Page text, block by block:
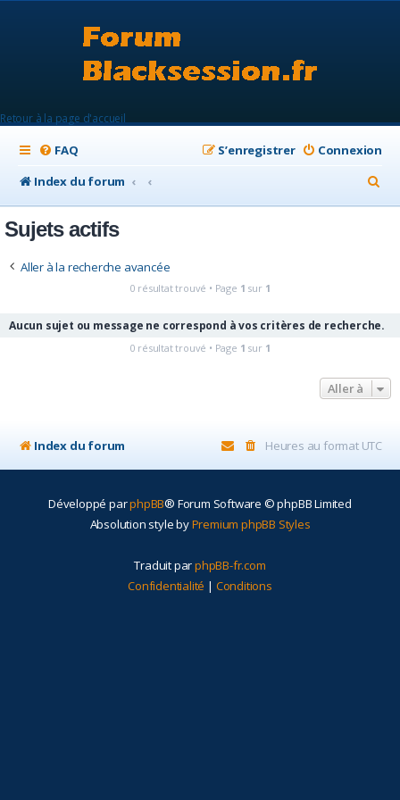
Retour à la page d'accueil
FAQ Connexion
S’enregistrer
Index du forum
e
e
Sujets actifs
Aller à la recherche avancée
0 résultat trouvé • Page 1 sur 1
Aucun sujet ou message ne correspond à vos critères de recherche.
0 résultat trouvé • Page 1 sur 1
Aller à
Index du forum Heures au format UTC
Développé parphpBB® Forum Software © phpBB Limited
Absolution style byPremium phpBB Styles
Traduit parphpBB-fr.com
Confidentialité | Conditions